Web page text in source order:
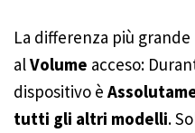
La differenza più
alVolume acceso:
dispositivo è
tutti gli altri modelli.